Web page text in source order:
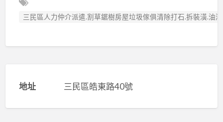
三民區人力仲介派遣.割草鋸樹房屋垃圾傢俱清除打石.拆裝潢.油
地址 三民區皓東路40號